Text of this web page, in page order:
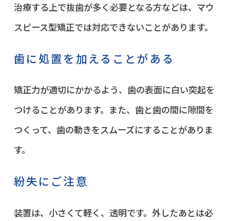
治療する上で抜歯が多く必要となる方などは、マウ
スピース型矯正では対応できないことがあります。
歯に処置を加えることがある
矯正力が適切にかかるよう、歯の表面に白い突起を
つけることがあります。また、歯と歯の間に隙間を
つくって、歯の動きをスムーズにすることがありま
す。
紛失にご注意
装置は、小さくて軽く、透明です。外したあとは必